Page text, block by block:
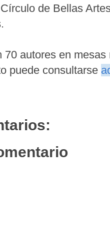
de Bellas
70 autores en
puede consultarse